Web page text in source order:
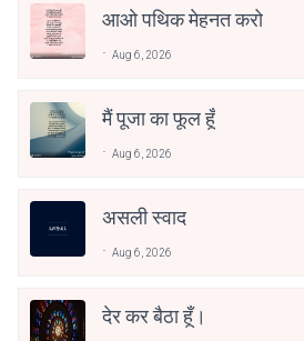
आओ पथिक मेहनत करो
Aug 6, 2026
मैं पूजा का फूल हूँ
Aug 6, 2026
असली स्वाद
Aug 6, 2026
देर कर बैठा हूँ।